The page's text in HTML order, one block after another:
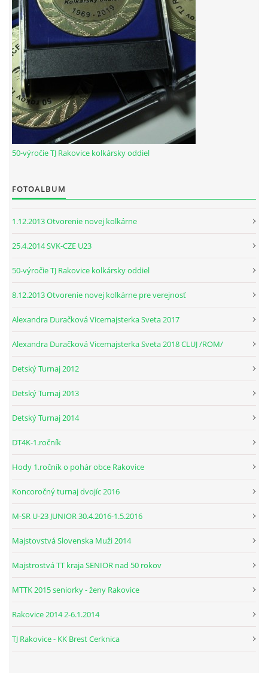
HODOVÝ TURNAJ
VIDEÁ Z RAKOVÍC
GPS SÚRADNICE
REKORDY NA KOLKÁRNI TJ RAKOVICE
Telovýchovná jednota Rakovice
© 2026 eStránky.sk|RSS
50-výročie TJ Rakovice kolkársky oddiel
FOTOALBUM
1.12.2013 Otvorenie novej kolkárne
25.4.2014 SVK-CZE U23
50-výročie TJ Rakovice kolkársky oddiel
8.12.2013 Otvorenie novej kolkárne pre verejnosť
Alexandra Duračková Vicemajsterka Sveta 2017
Alexandra Duračková Vicemajsterka Sveta 2018 CLUJ /ROM/
Detský Turnaj 2012
Detský Turnaj 2013
Detský Turnaj 2014
DT4K-1.ročník
Hody 1.ročník o pohár obce Rakovice
Koncoročný turnaj dvojíc 2016
M-SR U-23 JUNIOR 30.4.2016-1.5.2016
Majstovstvá Slovenska Muži 2014
Majstrostvá TT kraja SENIOR nad 50 rokov
MTTK 2015 seniorky - ženy Rakovice
Rakovice 2014 2-6.1.2014
TJ Rakovice - KK Brest Cerknica